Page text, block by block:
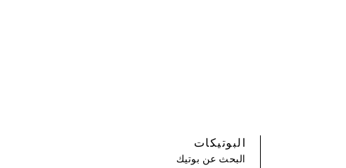
البوتيكات
البحث عن بوتيك